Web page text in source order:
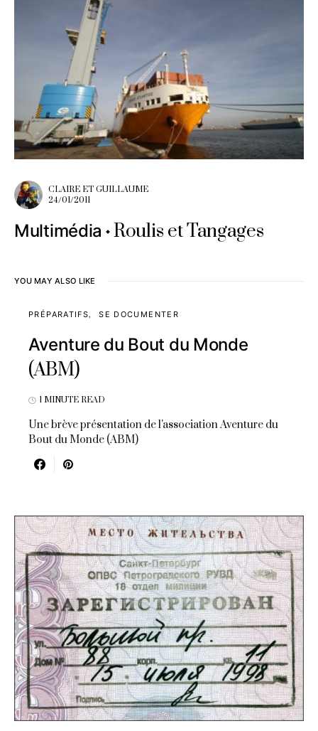
CLAIRE ET GUILLAUME
24/01/2011
Multimédia Roulis et Tangages
YOU MAY ALSO LIKE
PRÉPARATIFS SE DOCUMENTER
Aventure du Bout du Monde
(ABM)
1 MINUTE READ
Une brève présentation de l'association Aventure du
Bout du Monde (ABM)